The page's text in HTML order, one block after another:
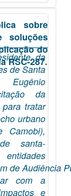
sobre
soluções
do
RSC-287.
da
de Santa
da
para tratar
urbano
Camobi),
santa-
de Audiência
com a
e